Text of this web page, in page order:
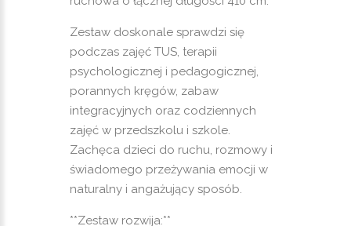
Zestaw doskonale sprawdzi się
podczas zajęć TUS, terapii
psychologicznej i pedagogicznej,
porannych kręgów, zabaw
integracyjnych oraz codziennych
zajęć w przedszkolu i szkole.
Zachęca dzieci do ruchu, rozmowy i
świadomego przeżywania emocji w
naturalny i angażujący sposób.
**Zestaw rozwija:**